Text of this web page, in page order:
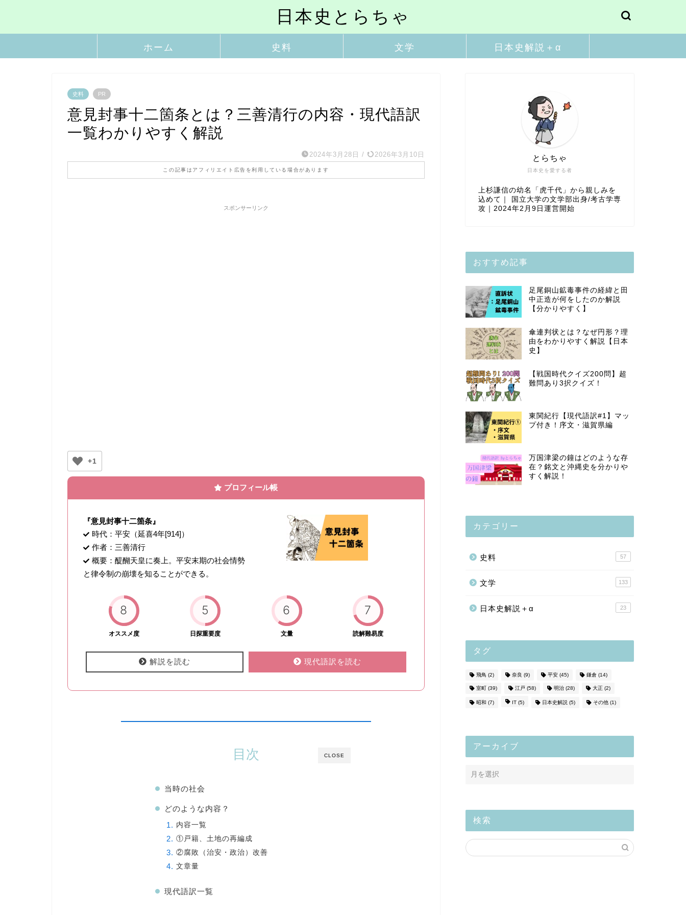
日本史とらちゃ
ホーム 史料 文学 日本史解説＋α
史料 PR
意見封事十二箇条とは？三善清行の内容・現代語訳
一覧わかりやすく解説
2024年3月28日 / 2026年3月10日
この記事はアフィリエイト広告を利用している場合があります
スポンサーリンク
+1
プロフィール帳
『意見封事十二箇条』
時代：平安（延喜4年[914]）
作者：三善清行
概要：醍醐天皇に奏上。平安末期の社会情勢
と律令制の崩壊を知ることができる。
8
オススメ度
5
日探重要度
6
文量
7
読解難易度
解説を読む 現代語訳を読む
CLOSE
目次
当時の社会
どのような内容？
内容一覧
①戸籍、土地の再編成
②腐敗（治安・政治）改善
文章量
現代語訳一覧
日本史を愛する者
とらちゃ
上杉謙信の幼名「虎千代」から親しみを
込めて｜ 国立大学の文学部出身/考古学専
攻｜2024年2月9日運営開始
おすすめ記事
足尾銅山鉱毒事件の経緯と田
中正造が何をしたのか解説
【分かりやすく】
傘連判状とは？なぜ円形？理
由をわかりやすく解説【日本
史】
【戦国時代クイズ200問】超
難問あり3択クイズ！
東関紀行【現代語訳#1】マッ
プ付き！序文・滋賀県編
万国津梁の鐘はどのような存
在？銘文と沖縄史を分かりや
すく解説！
カテゴリー
史料 57
文学 133
日本史解説＋α 23
タグ
飛鳥 (2) 奈良 (9) 平安(45) 鎌倉(14)
室町(39) 江戸(58) 明治(28) 大正(2)
昭和 (7) IT(5) 日本史解説 (5) その他(1)
アーカイブ
検索